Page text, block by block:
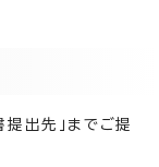
出先」までご提